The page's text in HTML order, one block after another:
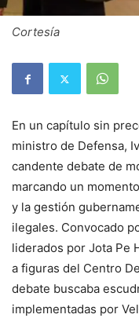
Cortesía
En un capítulo sin
ministro de Defensa,
candente debate de
marcando un
y la gestión
ilegales. Convocado
liderados por Jota Pe
a figuras del Centro
debate buscaba
implementadas por